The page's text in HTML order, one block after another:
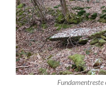
Fundamentreste